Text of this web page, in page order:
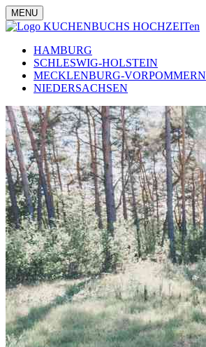
MENU
HAMBURG
SCHLESWIG-HOLSTEIN
MECKLENBURG-VORPOMMERN
NIEDERSACHSEN